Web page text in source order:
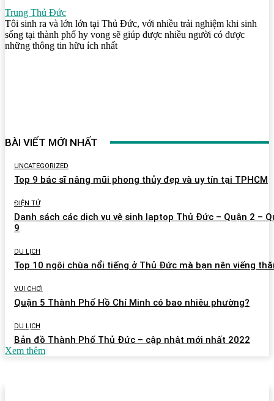
Trung Thủ Đức
Tôi sinh ra và lớn lớn tại Thủ Đức, với nhiều trải nghiệm khi sinh
sống tại thành phố hy vong sẽ giúp được nhiều người có được
những thông tin hữu ích nhất
BÀI VIẾT MỚI NHẤT
UNCATEGORIZED
Top 9 bác sĩ nâng mũi phong thủy đẹp và uy tín tại TPHCM
ĐIỆN TỬ
Danh sách các dịch vụ vệ sinh laptop Thủ Đức – Quận 2 –
9
DU LỊCH
Top 10 ngôi chùa nổi tiếng ở Thủ Đức mà bạn nên viếng
VUI CHƠI
Quận 5 Thành Phố Hồ Chí Minh có bao nhiêu phường?
DU LỊCH
Bản đồ Thành Phố Thủ Đức – cập nhật mới nhất 2022
Xem thêm